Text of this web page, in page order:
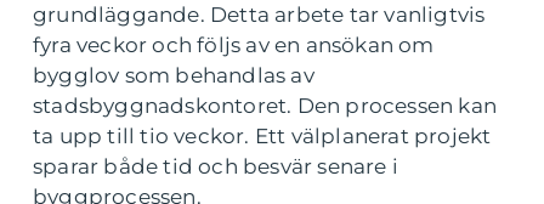
grundläggande. Detta arbete tar vanligtvis
fyra veckor och följs av en ansökan om
bygglov som behandlas av
stadsbyggnadskontoret. Den processen kan
ta upp till tio veckor. Ett välplanerat projekt
sparar både tid och besvär senare i
byggprocessen.